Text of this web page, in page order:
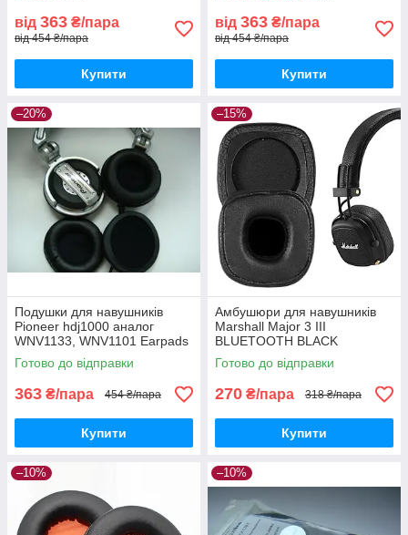
від 363 ₴/пара
від 454 ₴/пара
Купити
від 363 ₴/пара
від 454 ₴/пара
Купити
–20%
Подушки для навушників
Pioneer hdj1000 аналог
WNV1133, WNV1101 Earpads
Готово до відправки
363 ₴/пара 454 ₴/пара
Купити
–15%
Амбушюри для навушників
Marshall Major 3 III
BLUETOOTH BLACK
Готово до відправки
270 ₴/пара 318 ₴/пара
Купити
–10% –10%